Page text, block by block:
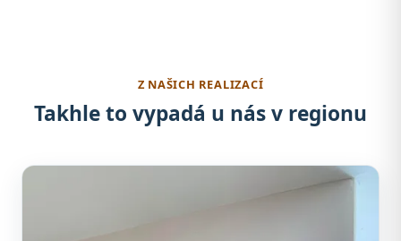
Z NAŠICH REALIZACÍ
Takhle to vypadá u nás v regionu